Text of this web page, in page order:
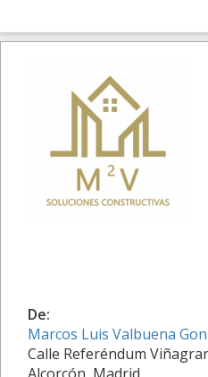
De:
Marcos Luis Valbuena
Calle Referéndum